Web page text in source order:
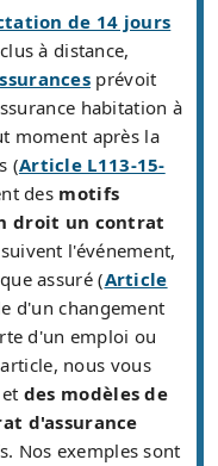
de 14 jours
à distance,
prévoit
habitation à
moment après la
(Article L113-15-
des motifs
droit un contrat
l'événement,
assuré (Article
d'un changement
d'un emploi ou
nous vous
des modèles de
d'assurance
Nos exemples sont